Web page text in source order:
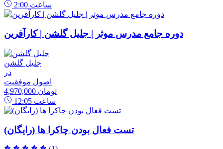
2:00 ساعت
دوره جامع مدرس موثر | جلیل گلشن | کارآفرین
جلیل گلشن
در
اصول موفقیت
4,970,000 تومان
12:05 ساعت
تست فعال بودن چاکرا ها (رایگان)